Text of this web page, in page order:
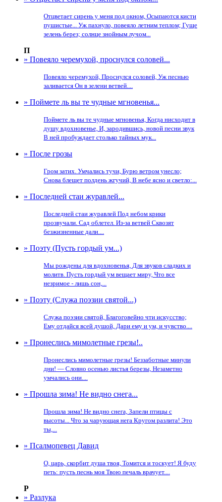
Отцветает сирень у меня под окном, Осыпаются кисти
пушистые... Уж пахнуло, повеяло летним теплом; Гуще
зелень берез; солнце знойным лучом...
П
» Повеяло черемухой, проснулся соловей...
Повеяло черемухой, Проснулся соловей, Уж песнью
заливается Он в зелени ветвей....
» Поймете ль вы те чудные мгновенья...
Поймете ль вы те чудные мгновенья, Когда нисходит в
душу вдохновенье, И, зародившись, новой песни звук
В ней пробуждает столько тайных мук...
» После грозы
Гром затих. Умчались тучи, Бурю ветром унесло;
Снова блещет полдень жгучий, В небе ясно и светло:...
» Последней стаи журавлей...
Последней стаи журавлей Под небом крики
прозвучали. Сад облетел. Из-за ветвей Сквозят
безжизненные дали....
» Поэту (Пусть гордый ум...)
Мы рождены для вдохновенья, Для звуков сладких и
молитв. Пусть гордый ум вещает миру, Что все
незримое - лишь сон,...
» Поэту (Служа поэзии святой...)
Служа поэзии святой, Благоговейно чти искусство;
Ему отдайся всей душой, Дари ему и ум, и чувство....
» Пронеслись мимолетные грезы!..
Пронеслись мимолетные грезы! Беззаботные минули
дни! — Словно осенью листья березы, Незаметно
умчались они....
» Прошла зима! Не видно снега...
Прошла зима! Не видно снега, Запели птицы с
высоты... Что за чарующая нега Кругом разлита! Это
ты,...
» Псалмопевец Давид
О, царь, скорбит душа твоя, Томится и тоскует! Я буду
петь: пусть песнь моя Твою печаль врачует....
Р
» Разлука